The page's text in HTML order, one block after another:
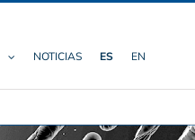
NOTICIAS ES EN